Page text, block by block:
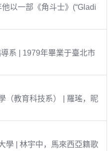
以一部《角斗士》(“Gladi
系 | 1979年畢業于臺北市
（教育科技系） | 羅瑤，昵
學 | 林宇中，馬來西亞籍歌